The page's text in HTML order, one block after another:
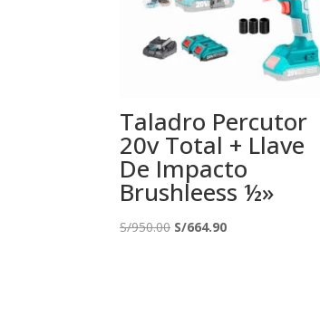
Taladro Percutor
20v Total + Llave
De Impacto
Brushleess ½»
S/950.00 El
S/664.90El